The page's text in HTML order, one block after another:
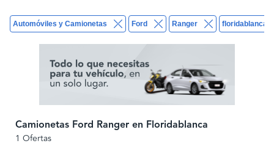
Automóviles y Camionetas Ford Ranger floridablanca
Camionetas Ford Ranger en Floridablanca
1 Ofertas